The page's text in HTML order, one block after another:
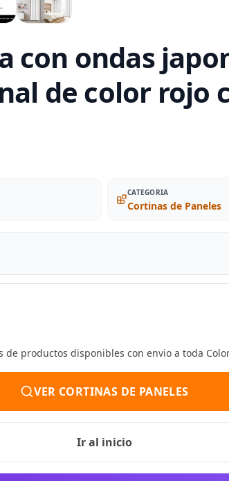
con ondas
de color rojo
CATEGORIA
Cortinas de Paneles
productos disponibles con envio a toda
VER CORTINAS DE PANELES
Ir al inicio